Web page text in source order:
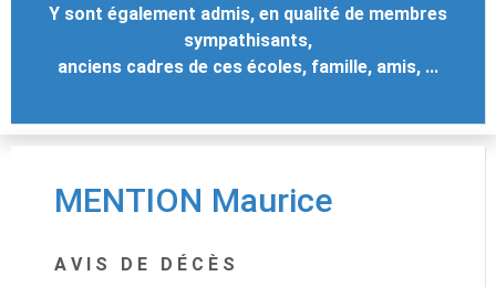
Y sont également admis, en qualité de membres
sympathisants,
anciens cadres de ces écoles, famille, amis, ...
MENTION Maurice
A V I S D E D É C È S